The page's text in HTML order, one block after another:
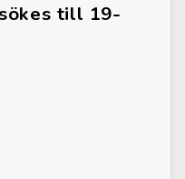
till 19-